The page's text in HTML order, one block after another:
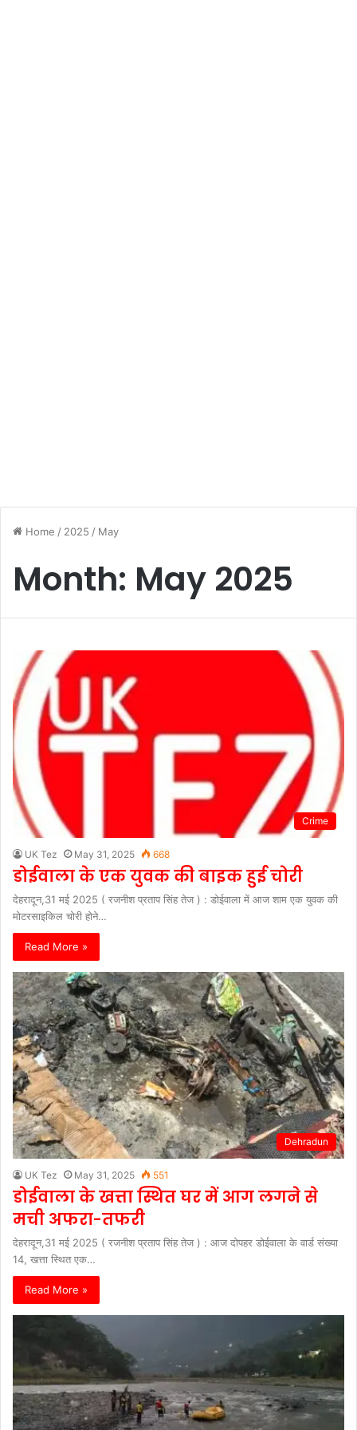
Home / 2025 / May
Month: May 2025
Crime
UK Tez May 31, 2025 668
डोईवाला के एक युवक की बाइक हुई चोरी
देहरादून,31 मई 2025 ( रजनीश प्रताप सिंह तेज ) : डोईवाला में आज शाम एक युवक की
मोटरसाइकिल चोरी होने…
Read More »
Dehradun
UK Tez May 31, 2025 551
डोईवाला के खत्ता स्थित घर में आग लगने से
मची अफरा-तफरी
देहरादून,31 मई 2025 ( रजनीश प्रताप सिंह तेज ) : आज दोपहर डोईवाला के वार्ड संख्या
14, खत्ता स्थित एक…
Read More »